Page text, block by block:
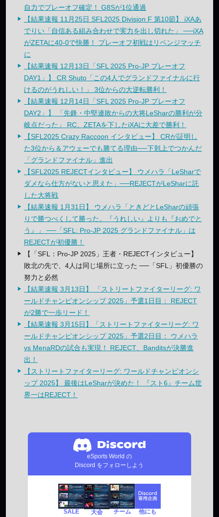
自力でプレーオフ確定！ G8Sが1位通過
【結果速報 11月25日 SFL2025 Division F 第10節】 iXAあ
でりい「自信ある組み合わせで実力を出し切れた」 ──iXA
がZETAに40-0で快勝！ プレーオフ初戦はリベンジマッチ
に
【結果速報 12月13日「SFL 2025 Pro-JP プレーオフ
DAY1」】 CR Shuto「この4人でグランドファイナルに行
けるのがうれしい！」 3位からの大逆転勝利！
【結果速報 12月14日「SFL 2025 Pro-JP プレーオフ
DAY2」】 「先鋒・中堅連敗からの大将LeSharの勝利が分
岐点だった」 RC、ZETAを下したiXAに大差で勝利！
【SFL2025 Crazy Raccoon インタビュー】 CRが証明し
た3位から＆アウェーでも勝てる理由──下剋上でつかんだ
「グランドファイナル」進出
【SFL2025 REJECTインタビュー】 ウメハラ「LeSharで
ダメなら仕方がないと思えた」──REJECTがLeSharに託
した大将戦
【結果速報 1月31日】 ウメハラ「ときどとLeSharの頑張
りで勝つべくして勝った。『うれしい』よりも『おめでと
う』」 ──「SFL: Pro-JP 2025 グランドファイナル」は
REJECTが初優勝！
【「SFL：Pro-JP 2025」王者・REJECTインタビュー】
敗北の先で、4人は同じ場所に立った ──「SFL」初優勝の
努力と必然
【結果速報 3月13日】 「ストリートファイターリーグ: ワ
ールドチャンピオンシップ 2025」予選1日目： REJECT
が2勝で一歩リード！
【結果速報 3月15日】「ストリートファイターリーグ: ワ
ールドチャンピオンシップ 2025」予選2日目： ウメハラ
vs MenaRDの試合も実現！ REJECT、Banditsが決勝進
出！
【ストリートファイターリーグ: ワールドチャンピオンシ
ップ 2025】 最後はLeSharが決めた！ 『スト6』チーム世
界一はREJECT！
eSports World の
Discord をフォローしよう
SALE 大会 チーム 他にも